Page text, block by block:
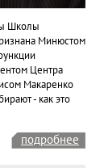
Школы
Минюстом
Центра
Макаренко
- как это
подробнее